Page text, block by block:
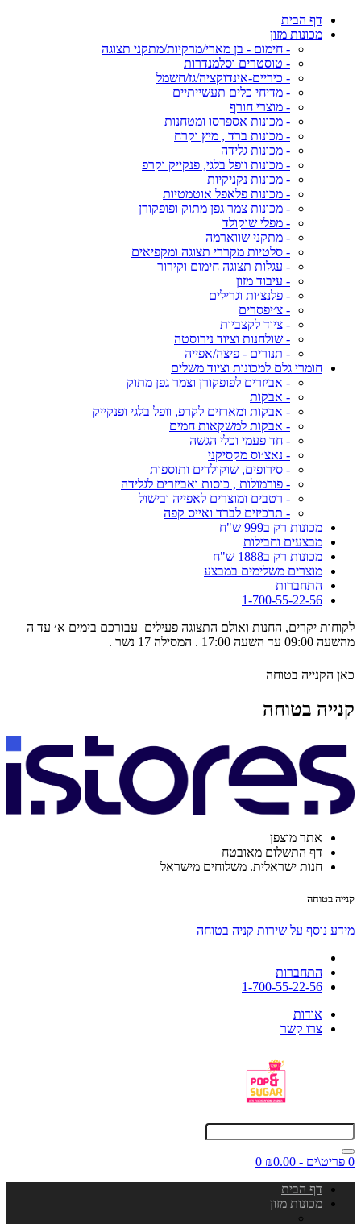
דף הבית
מכונות מזון
- חימום - בן מארי/מרקיות/מתקני תצוגה
- טוסטרים וסלמנדרות
- כיריים-אינדוקציה/גז/חשמל
- מדיחי כלים תעשייתיים
- מוצרי חורף
- מכונות אספרסו ומטחנות
- מכונות ברד , מיץ וקרח
- מכונות גלידה
- מכונות וופל בלגי, פנקייק וקרפ
- מכונות נקניקיות
- מכונות פלאפל אוטמטיות
- מכונות צמר גפן מתוק ופופקורן
- מפלי שוקולד
- מתקני שווארמה
- סלטיות מקררי תצוגה ומקפיאים
- עגלות תצוגה חימום וקירור
- עיבוד מזון
- פלנצ׳ות וגרילים
- צ׳יפסרים
- ציוד לקצביות
- שולחנות וציוד נירוסטה
- תנורים - פיצה/אפייה
חומרי גלם למכונות וציוד משלים
- אביזרים לפופקורן וצמר גפן מתוק
- אבקות
- אבקות ומארזים לקרפ, וופל בלגי ופנקייק
- אבקות למשקאות חמים
- חד פעמי וכלי הגשה
- נאצ׳וס מקסיקני
- סירופים, שוקולדים ותוספות
- פורמולות , כוסות ואביזרים לגלידה
- רטבים ומוצרים לאפייה ובישול
- תרכיזים לברד ואייס קפה
מכונות רק ב999 ש"ח
מבצעים וחבילות
מכונות רק ב1888 ש"ח
מוצרים משלימים במבצע
התחברות
1-700-55-22-56
לקוחות יקרים, החנות ואולם התצוגה פעילים עבורכם בימים א׳ עד ה
מהשעה 09:00 עד השעה 17:00 . המסילה 17 נשר .
כאן הקנייה בטוחה
קנייה בטוחה
אתר מוצפן
דף התשלום מאובטח
חנות ישראלית. משלוחים מישראל
קנייה בטוחה
מידע נוסף על שירות קניה בטוחה
התחברות
1-700-55-22-56
אודות
צרו קשר
0 פריט\ים - ₪0.00
0
דף הבית
מכונות מזון